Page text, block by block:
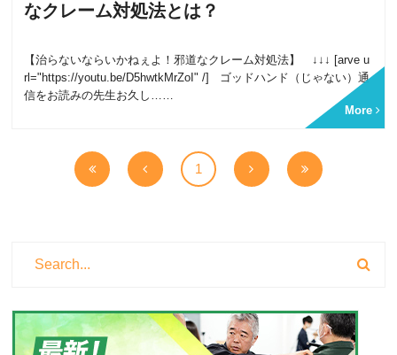
なクレーム対処法とは？
【治らないならいかねぇよ！邪道なクレーム対処法】 ↓↓↓ [arve u
rl="https://youtu.be/D5hwtkMrZoI" /] ゴッドハンド（じゃない）通
信をお読みの先生お久し……
More
1